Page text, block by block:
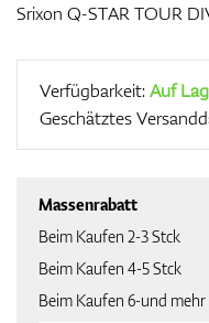
Srixon Q-STAR TOUR
Verfügbarkeit:Auf
Geschätztes
Massenrabatt
Beim Kaufen 2-3 Stck
Beim Kaufen 4-5 Stck
Beim Kaufen 6-und mehr